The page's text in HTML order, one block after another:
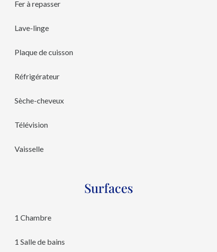
Fer à repasser
Lave-linge
Plaque de cuisson
Réfrigérateur
Sèche-cheveux
Télévision
Vaisselle
Surfaces
1 Chambre
1 Salle de bains